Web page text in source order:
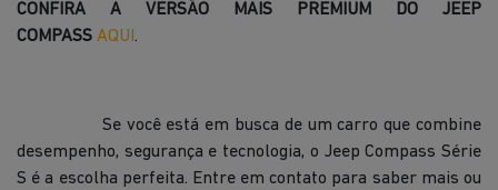
CONFIRA A VERSÃO MAIS PREMIUM DO JEEP
COMPASS AQUI .
Se você está em busca de um carro que combine
desempenho, segurança e tecnologia, o Jeep Compass Série
S é a escolha perfeita. Entre em contato para saber mais ou